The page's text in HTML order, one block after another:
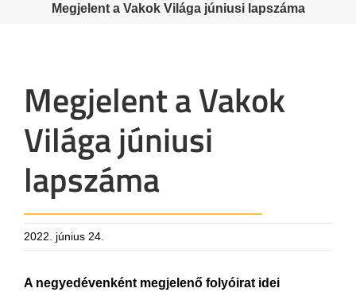
Megjelent a Vakok Világa júniusi lapszáma
Megjelent a Vakok
Világa júniusi
lapszáma
2022. június 24.
A negyedévenként megjelenő folyóirat idei